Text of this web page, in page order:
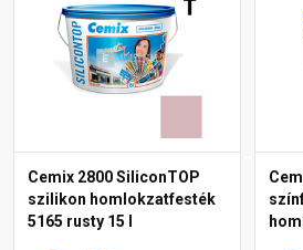
Cemix 2800 SiliconTOP
szilikon homlokzatfesték
5165 rusty 15 l